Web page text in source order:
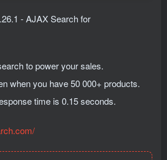
to power your sales.
when you have 50 000+ products.
time is 0.15 seconds.